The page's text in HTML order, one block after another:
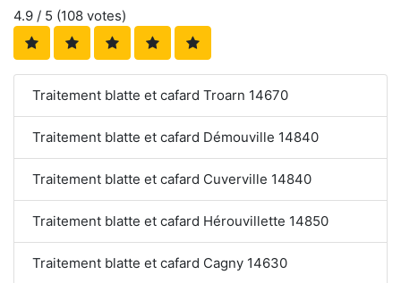
4.9 / 5 (108 votes)
Traitement blatte et cafard Troarn 14670
Traitement blatte et cafard Démouville 14840
Traitement blatte et cafard Cuverville 14840
Traitement blatte et cafard Hérouvillette 14850
Traitement blatte et cafard Cagny 14630